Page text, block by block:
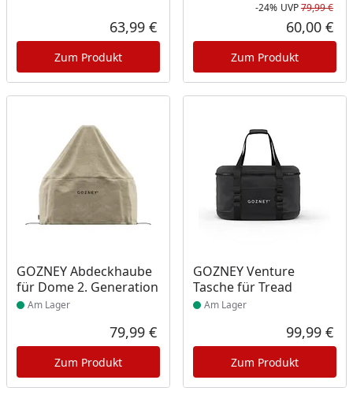
Aktueller Preis
63,99 €
Zum Produkt
-24% UVP79,99 €
60,00 €
Zum Produkt
GOZNEY Abdeckhaube
für Dome 2. Generation
Produkt am Lager
Am Lager
Aktueller Preis
79,99 €
Zum Produkt
GOZNEY Venture
Tasche für Tread
Produkt am Lager
Am Lager
99,99 €
Zum Produkt